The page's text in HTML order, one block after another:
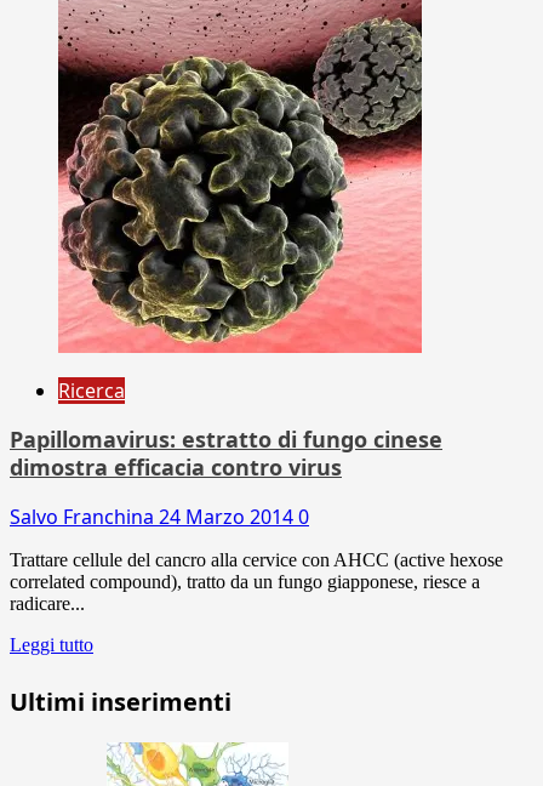
Ricerca
Papillomavirus: estratto di fungo cinese
dimostra efficacia contro virus
Salvo Franchina 24 Marzo 20140
Trattare cellule del cancro alla cervice con AHCC (active hexose
correlated compound), tratto da un fungo giapponese, riesce a
radicare...
Leggi tutto
Ultimi inserimenti